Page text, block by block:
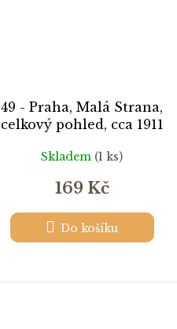
49 - Praha, Malá Strana,
celkový pohled, cca 1911
Skladem (1 ks)
169 Kč
Do košíku